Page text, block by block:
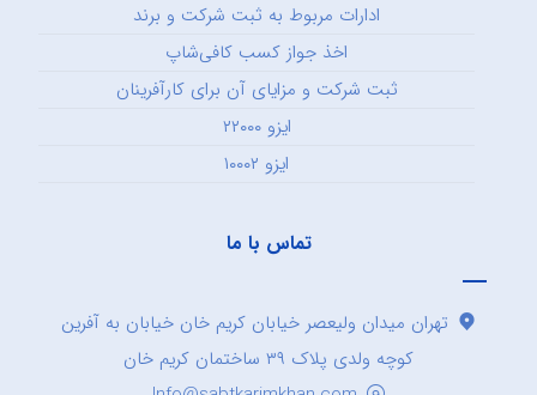
ادارات مربوط به ثبت شرکت و برند
اخذ جواز کسب کافی‌شاپ
ثبت شرکت و مزایای آن برای کارآفرینان
ایزو ۲۲۰۰۰
ایزو ۱۰۰۰۲
تماس با ما
تهران میدان ولیعصر خیابان کریم خان خیابان به آفرین
کوچه ولدی پلاک ۳۹ ساختمان کریم خان